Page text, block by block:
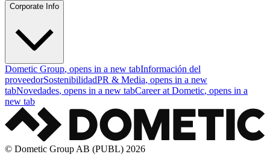
Corporate Info
Dometic Group, opens in a new tabInformación del
proveedorSostenibilidadPR & Media, opens in a new
tabNovedades, opens in a new tabCareer at Dometic, opens in a
new tab
© Dometic Group AB (PUBL) 2026